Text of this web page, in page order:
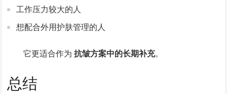
工作压力较大的人
想配合外用护肤管理的人
它更适合作为抗皱方案中的长期补充。
总结